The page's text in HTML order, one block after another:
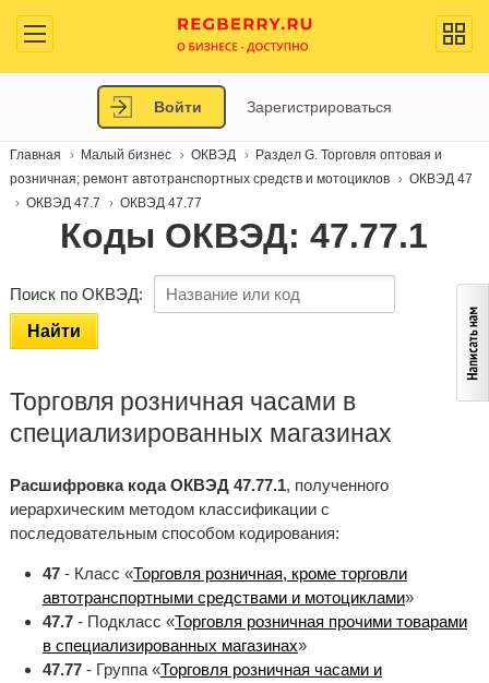
Войти Зарегистрироваться
Главная Малый бизнес ОКВЭД
Раздел G. Торговля оптовая и
розничная; ремонт автотранспортных средств и мотоциклов
ОКВЭД 47
ОКВЭД 47.7
ОКВЭД 47.77
Коды ОКВЭД: 47.77.1
Поиск по ОКВЭД:
Найти
Торговля розничная часами в
специализированных магазинах
Расшифровка кода ОКВЭД 47.77.1, полученного
иерархическим методом классификации с
последовательным способом кодирования:
47- Класс «Торговля розничная, кроме торговли
автотранспортными средствами и мотоциклами»
47.7- Подкласс «Торговля розничная прочими товарами
в специализированных магазинах»
47.77- Группа «Торговля розничная часами и